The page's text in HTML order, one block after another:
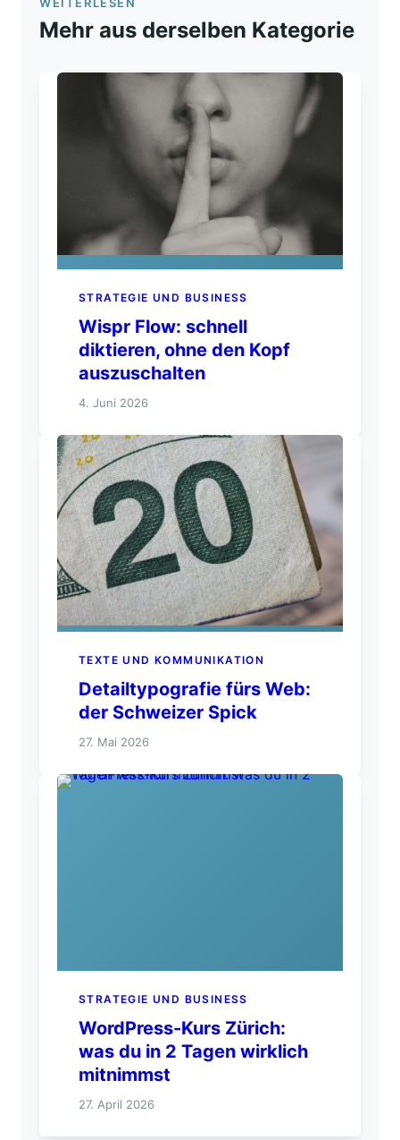
Mehr aus derselben Kategorie
STRATEGIE UND BUSINESS
Wispr Flow: schnell
diktieren, ohne den Kopf
auszuschalten
4. Juni 2026
TEXTE UND KOMMUNIKATION
Detailtypografie fürs Web:
der Schweizer Spick
27. Mai 2026
STRATEGIE UND BUSINESS
WordPress-Kurs Zürich:
was du in 2 Tagen wirklich
mitnimmst
27. April 2026